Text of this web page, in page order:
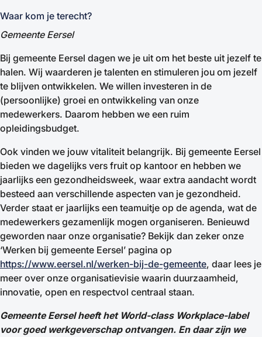
Waar kom je terecht?
Gemeente Eersel
Bij gemeente Eersel dagen we je uit om het beste uit jezelf te
halen. Wij waarderen je talenten en stimuleren jou om jezelf
te blijven ontwikkelen. We willen investeren in de
(persoonlijke) groei en ontwikkeling van onze
medewerkers. Daarom hebben we een ruim
opleidingsbudget.
Ook vinden we jouw vitaliteit belangrijk. Bij gemeente Eersel
bieden we dagelijks vers fruit op kantoor en hebben we
jaarlijks een gezondheidsweek, waar extra aandacht wordt
besteed aan verschillende aspecten van je gezondheid.
Verder staat er jaarlijks een teamuitje op de agenda, wat de
medewerkers gezamenlijk mogen organiseren. Benieuwd
geworden naar onze organisatie? Bekijk dan zeker onze
‘Werken bij gemeente Eersel’ pagina op
https://www.eersel.nl/werken-bij-de-gemeente, daar lees je
meer over onze organisatievisie waarin duurzaamheid,
innovatie, open en respectvol centraal staan.
Gemeente Eersel heeft het World-class Workplace-label
voor goed werkgeverschap ontvangen. En daar zijn we